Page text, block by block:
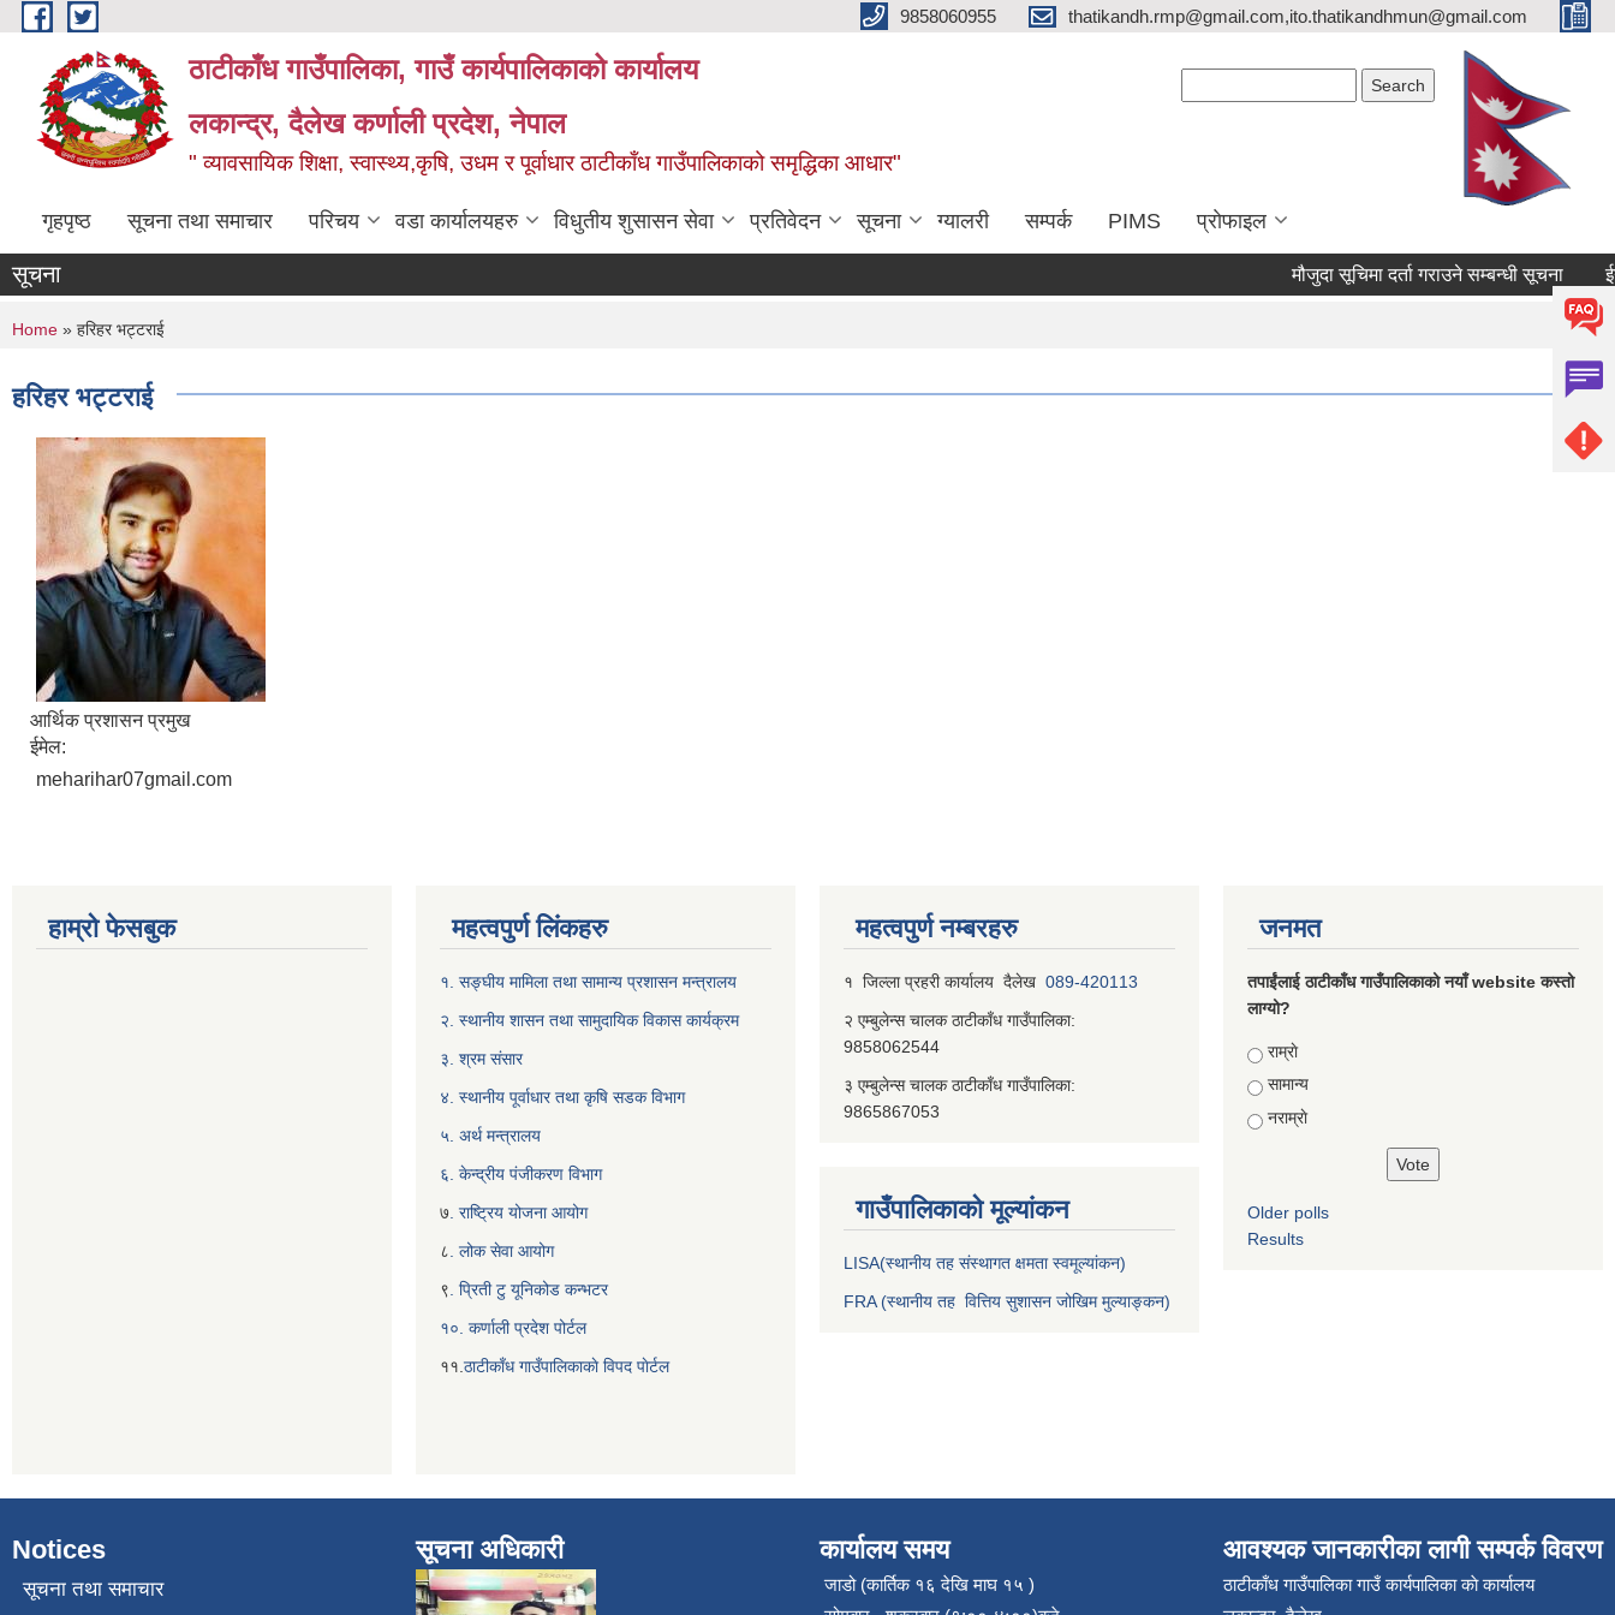
Skip to main content 9858060955 thatikandh.rmp@gmail.com,ito.thatikandhmun@gmail.com
ठाटीकाँध गाउँपालिका, गाउँ कार्यपालिकाको कार्यालय
लकान्द्र, दैलेख कर्णाली प्रदेश, नेपाल
" व्यावसायिक शिक्षा, स्वास्थ्य,कृषि, उधम र पूर्वाधार ठाटीकाँध गाउँपालिकाको समृद्धिका आधार"
गृहपृष्ठ सूचना तथा समाचार परिचय वडा कार्यालयहरु विधुतीय शुसासन सेवा प्रतिवेदन सूचना ग्यालरी सम्पर्क PIMS प्राेफाइल
सूचना मौजुदा सूचिमा दर्ता गराउने सम्बन्धी सूचना
You are here
Home » हरिहर भट्टराई
हरिहर भट्टराई
आर्थिक प्रशासन प्रमुख
ईमेल:
meharihar07gmail.com
हाम्रो फेसबुक महत्वपुर्ण लिंकहरु
१. सङ्घीय मामिला तथा सामान्य प्रशासन मन्त्रालय
२. स्थानीय शासन तथा सामुदायिक विकास कार्यक्रम
३. श्रम संसार
४. स्थानीय पूर्वाधार तथा कृषि सडक विभाग
५. अर्थ मन्त्रालय
६. केन्द्रीय पंजीकरण विभाग
७ . राष्ट्रिय योजना आयोग
८ . लोक सेवा आयोग
९ . प्रिती टु यूनिकोड कन्भटर
१०. कर्णाली प्रदेश पोर्टल
११. ठाटीकाँध गाउँपालिकाकाे विपद पाेर्टल
महत्वपुर्ण नम्बरहरु
१ जिल्‍ला प्रहरी कार्यालय दैलेख 089-420113
२ एम्बुलेन्स चालक ठाटीकाँध गाउँपालिका:
9858062544
३ एम्बुलेन्स चालक ठाटीकाँध गाउँपालिका:
9865867053
गाउँपालिकाकाे मूल्यांकन
LISA(स्थानीय तह संस्थागत क्षमता स्वमूल्यांकन)
FRA (स्थानीय तह वित्तिय सुशासन जोखिम मुल्याङ्कन)
जनमत
तपाईंलाई ठाटीकाँध गाउँपालिकाको नयाँ website कस्तो
लाग्यो?
Choices
राम्राे
सामान्य
नराम्राे
Older polls
Results
Notices
सूचना तथा समाचार
सूचना अधिकारी कार्यालय समय
जाडो (कार्तिक १६ देखि माघ १५ )
आवश्यक जानकारीका लागी सम्पर्क विवरण
ठाटीकाँध गाउँपालिका गाउँ कार्यपालिका काे कार्यालय